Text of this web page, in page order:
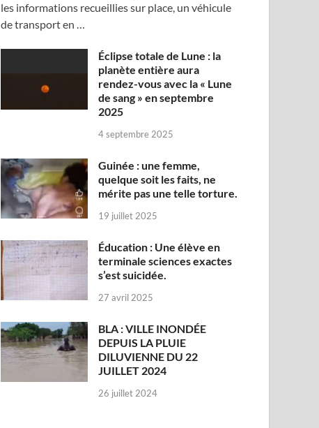
les informations recueillies sur place, un véhicule
de transport en …
Éclipse totale de Lune : la
planète entière aura
rendez-vous avec la « Lune
de sang » en septembre
2025
4 septembre 2025
Guinée : une femme,
quelque soit les faits, ne
mérite pas une telle torture.
19 juillet 2025
Éducation : Une élève en
terminale sciences exactes
s’est suicidée.
27 avril 2025
BLA : VILLE INONDÉE
DEPUIS LA PLUIE
DILUVIENNE DU 22
JUILLET 2024
26 juillet 2024